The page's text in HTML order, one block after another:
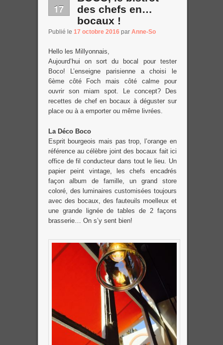
17
des chefs en…
bocaux !
Publié le 17 octobre 2016 par Anne-So
Hello les Millyonnais,
Aujourd’hui on sort du bocal pour tester
Boco! L’enseigne parisienne a choisi le
6ème côté Foch mais côté calme pour
ouvrir son miam spot. Le concept? Des
recettes de chef en bocaux à déguster sur
place ou à a emporter ou même livrées.
La Déco Boco
Esprit bourgeois mais pas trop, l’orange en
référence au célèbre joint des bocaux fait ici
office de fil conducteur dans tout le lieu. Un
papier peint vintage, les chefs encadrés
façon album de famille, un grand store
coloré, des luminaires customisées toujours
avec des bocaux, des fauteuils moelleux et
une grande lignée de tables de 2 façons
brasserie… On s’y sent bien!